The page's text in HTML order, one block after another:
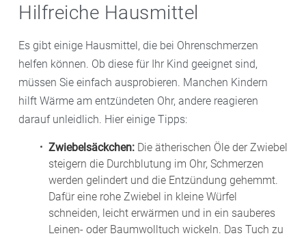
Hilfreiche Hausmittel
Es gibt einige Hausmittel, die bei Ohrenschmerzen
helfen können. Ob diese für Ihr Kind geeignet sind,
müssen Sie einfach ausprobieren. Manchen Kindern
hilft Wärme am entzündeten Ohr, andere reagieren
darauf unleidlich. Hier einige Tipps:
Zwiebelsäckchen: Die ätherischen Öle der Zwiebel
steigern die Durchblutung im Ohr, Schmerzen
werden gelindert und die Entzündung gehemmt.
Dafür eine rohe Zwiebel in kleine Würfel
schneiden, leicht erwärmen und in ein sauberes
Leinen- oder Baumwolltuch wickeln. Das Tuch zu